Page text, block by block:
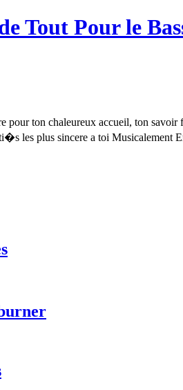
Tout Pour le
ton chaleureux accueil, ton
les plus sincere a toi Musicalement